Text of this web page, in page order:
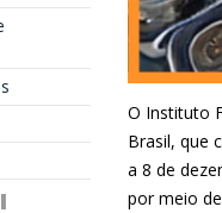
O Instituto
Brasil, que
a 8 de
por meio